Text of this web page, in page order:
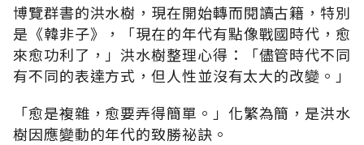
博覽群書的洪水樹，現在開始轉而閱讀古籍，特別
是《韓非子》，「現在的年代有點像戰國時代，愈
來愈功利了，」洪水樹整理心得：「儘管時代不同
有不同的表達方式，但人性並沒有太大的改變。」
「愈是複雜，愈要弄得簡單。」化繁為簡，是洪水
樹因應變動的年代的致勝祕訣。